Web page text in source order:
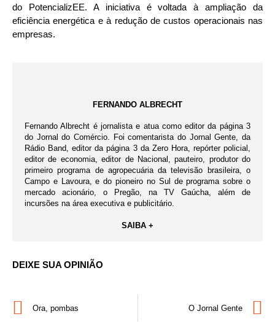
do PotencializEE. A iniciativa é voltada à ampliação da
eficiência energética e à redução de custos operacionais nas
empresas.
FERNANDO ALBRECHT
Fernando Albrecht é jornalista e atua como editor da página 3
do Jornal do Comércio. Foi comentarista do Jornal Gente, da
Rádio Band, editor da página 3 da Zero Hora, repórter policial,
editor de economia, editor de Nacional, pauteiro, produtor do
primeiro programa de agropecuária da televisão brasileira, o
Campo e Lavoura, e do pioneiro no Sul de programa sobre o
mercado acionário, o Pregão, na TV Gaúcha, além de
incursões na área executiva e publicitário.
SAIBA +
DEIXE SUA OPINIÃO
Ora, pombas O Jornal Gente